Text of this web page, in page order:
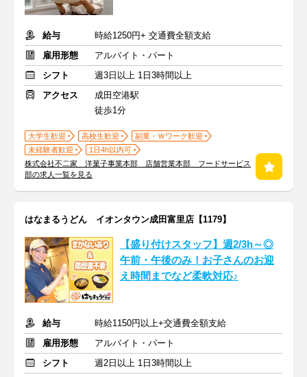
給与
時給1250円+ 交通費全額支給
雇用形態
アルバイト・パート
シフト
週3日以上 1日3時間以上
アクセス
成田空港駅
徒歩1分
大学生歓迎 高校生歓迎
副業・Ｗワーク歓迎
未経験者歓迎
1日4h以内可
株式会社不二家 洋菓子事業本部 店舗営業本部 フードサービス
部の求人一覧を見る
はなまるうどん イオンタウン成田富里店【1179】
【盛り付けスタッフ】週2/3h～◎
午前・午後のみ！お子さんのお迎
え時間までなど柔軟対応♪
給与
時給1150円以上+交通費全額支給
雇用形態
アルバイト・パート
シフト
週2日以上 1日3時間以上